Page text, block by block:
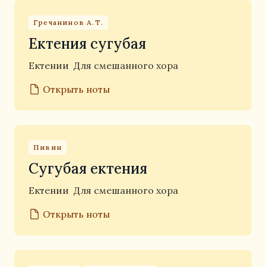
Гречанинов А.Т.
Ектения сугубая
Ектении Для смешанного хора
Открыть ноты
Пивин
Сугубая ектения
Ектении Для смешанного хора
Открыть ноты